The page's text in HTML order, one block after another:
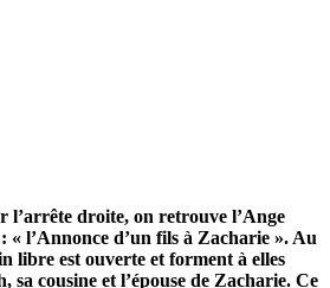
l’arrête droite, on retrouve l’Ange
« l’Annonce d’un fils à Zacharie ». Au
libre est ouverte et forment à elles
cousine et l’épouse de Zacharie. Ce